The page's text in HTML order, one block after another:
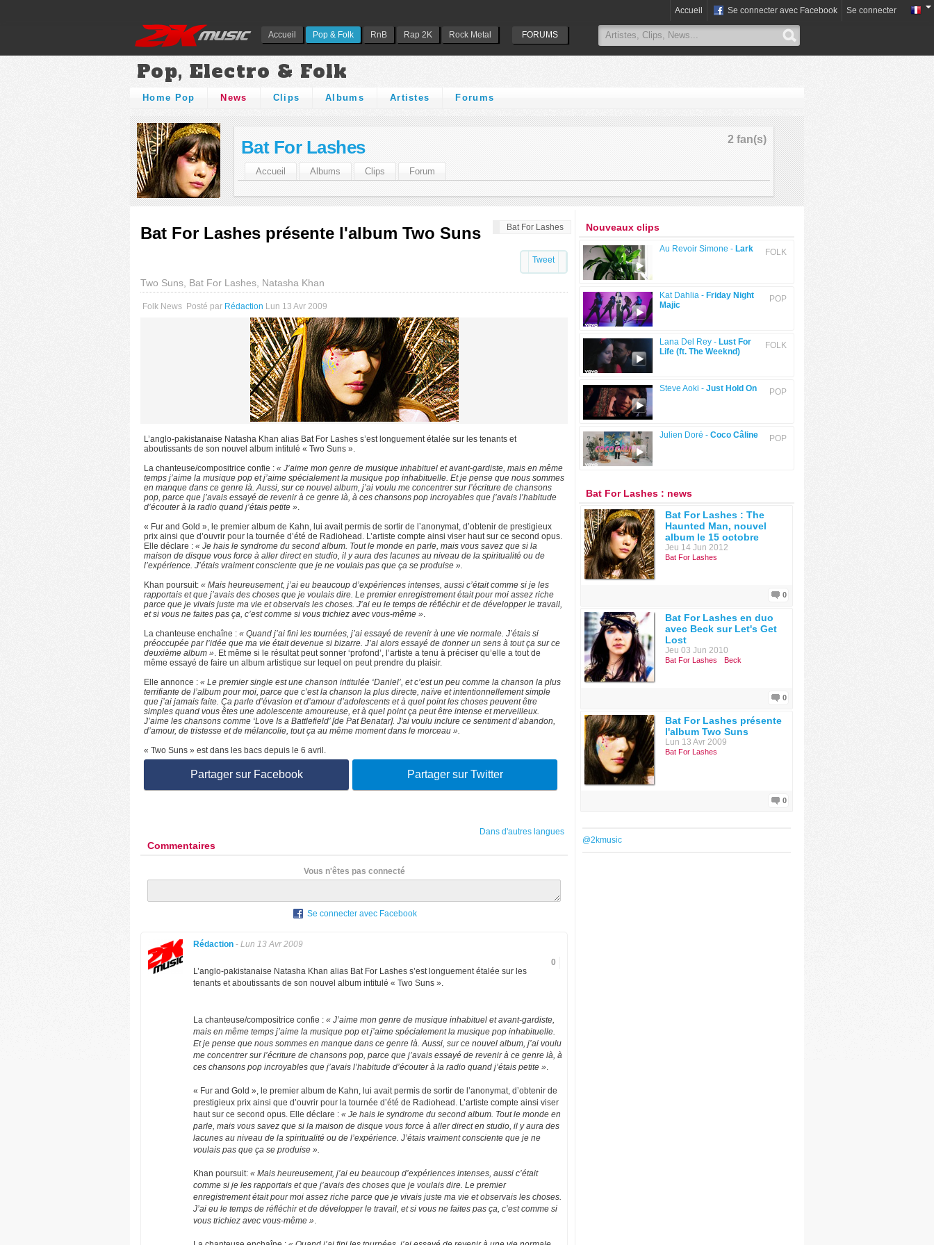
Accueil Pop & Folk RnB Rap 2K Rock Metal FORUMS
Accueil Se connecter avec Facebook Se connecter
Pop, Electro & Folk
Home Pop News Clips Albums Artistes Forums
2 fan(s)
Bat For Lashes
Accueil Albums Clips Forum
Bat For Lashes
Bat For Lashes présente l'album Two Suns
Tweet
Two Suns, Bat For Lashes, Natasha Khan
Folk News Posté par Rédaction Lun 13 Avr 2009
L’anglo-pakistanaise Natasha Khan alias Bat For Lashes s’est longuement étalée sur les tenants et
aboutissants de son nouvel album intitulé « Two Suns ».
La chanteuse/compositrice confie : « J’aime mon genre de musique inhabituel et avant-gardiste, mais en même
temps j’aime la musique pop et j’aime spécialement la musique pop inhabituelle. Et je pense que nous sommes
en manque dans ce genre là. Aussi, sur ce nouvel album, j’ai voulu me concentrer sur l’écriture de chansons
pop, parce que j’avais essayé de revenir à ce genre là, à ces chansons pop incroyables que j’avais l’habitude
d’écouter à la radio quand j’étais petite ».
« Fur and Gold », le premier album de Kahn, lui avait permis de sortir de l’anonymat, d’obtenir de prestigieux
prix ainsi que d’ouvrir pour la tournée d’été de Radiohead. L’artiste compte ainsi viser haut sur ce second opus.
Elle déclare : « Je hais le syndrome du second album. Tout le monde en parle, mais vous savez que si la
maison de disque vous force à aller direct en studio, il y aura des lacunes au niveau de la spiritualité ou de
l’expérience. J’étais vraiment consciente que je ne voulais pas que ça se produise ».
Khan poursuit: « Mais heureusement, j’ai eu beaucoup d’expériences intenses, aussi c’était comme si je les
rapportais et que j’avais des choses que je voulais dire. Le premier enregistrement était pour moi assez riche
parce que je vivais juste ma vie et observais les choses. J’ai eu le temps de réfléchir et de développer le travail,
et si vous ne faites pas ça, c’est comme si vous trichiez avec vous-même ».
La chanteuse enchaîne : « Quand j’ai fini les tournées, j’ai essayé de revenir à une vie normale. J’étais si
préoccupée par l’idée que ma vie était devenue si bizarre. J’ai alors essayé de donner un sens à tout ça sur ce
deuxième album ». Et même si le résultat peut sonner ‘profond’, l’artiste a tenu à préciser qu’elle a tout de
même essayé de faire un album artistique sur lequel on peut prendre du plaisir.
Elle annonce : « Le premier single est une chanson intitulée ‘Daniel’, et c’est un peu comme la chanson la plus
terrifiante de l’album pour moi, parce que c’est la chanson la plus directe, naïve et intentionnellement simple
que j’ai jamais faite. Ça parle d’évasion et d’amour d’adolescents et à quel point les choses peuvent être
simples quand vous êtes une adolescente amoureuse, et à quel point ça peut être intense et merveilleux.
J’aime les chansons comme ‘Love Is a Battlefield’ [de Pat Benatar]. J'ai voulu inclure ce sentiment d’abandon,
d’amour, de tristesse et de mélancolie, tout ça au même moment dans le morceau ».
« Two Suns » est dans les bacs depuis le 6 avril.
Partager sur Facebook Partager sur Twitter
Dans d'autres langues
Commentaires
Vous n'êtes pas connecté
Se connecter avec Facebook
Rédaction - Lun 13 Avr 2009
0
L’anglo-pakistanaise Natasha Khan alias Bat For Lashes s’est longuement étalée sur les
tenants et aboutissants de son nouvel album intitulé « Two Suns ».
La chanteuse/compositrice confie : « J’aime mon genre de musique inhabituel et avant-gardiste,
mais en même temps j’aime la musique pop et j’aime spécialement la musique pop inhabituelle.
Et je pense que nous sommes en manque dans ce genre là. Aussi, sur ce nouvel album, j’ai voulu
me concentrer sur l’écriture de chansons pop, parce que j’avais essayé de revenir à ce genre là, à
ces chansons pop incroyables que j’avais l’habitude d’écouter à la radio quand j’étais petite »
« Fur and Gold », le premier album de Kahn, lui avait permis de sortir de l’anonymat, d’obtenir de
prestigieux prix ainsi que d’ouvrir pour la tournée d’été de Radiohead. L’artiste compte ainsi viser
haut sur ce second opus. Elle déclare : « Je hais le syndrome du second album. Tout le monde en
parle, mais vous savez que si la maison de disque vous force à aller direct en studio, il y aura des
lacunes au niveau de la spiritualité ou de l’expérience. J’étais vraiment consciente que je ne
voulais pas que ça se produise ».
Khan poursuit: « Mais heureusement, j’ai eu beaucoup d’expériences intenses, aussi c’était
comme si je les rapportais et que j’avais des choses que je voulais dire. Le premier
enregistrement était pour moi assez riche parce que je vivais juste ma vie et observais les choses.
J’ai eu le temps de réfléchir et de développer le travail, et si vous ne faites pas ça, c’est comme si
vous trichiez avec vous-même »
Nouveaux clips
FOLK
Au Revoir Simone - Lark
POP
Kat Dahlia - Friday Night
Majic
FOLK
Lana Del Rey - Lust For
Life (ft. The Weeknd)
POP
Steve Aoki - Just Hold On
POP
Julien Doré - Coco Câline
Bat For Lashes : news
Bat For Lashes : The
Haunted Man, nouvel
album le 15 octobre
Jeu 14 Jun 2012
Bat For Lashes
0
Bat For Lashes en duo
avec Beck sur Let's Get
Lost
Jeu 03 Jun 2010
Bat For Lashes Beck
0
Bat For Lashes présente
l'album Two Suns
Lun 13 Avr 2009
Bat For Lashes
0
@2kmusic